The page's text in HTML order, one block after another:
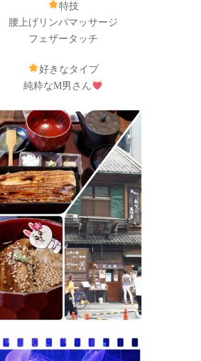
特技
腰上げリンパマッサージ
フェザータッチ
好きなタイプ
純粋なM男さん